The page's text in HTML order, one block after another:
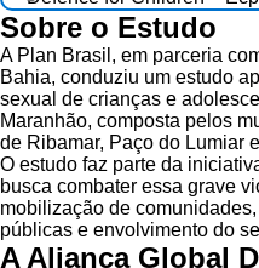
Sobre o Estudo
A Plan Brasil, em parceria
Bahia, conduziu um estudo
sexual de crianças e
Maranhão, composta pelos
de Ribamar, Paço do Lumiar
O estudo faz parte da
busca combater essa grave
mobilização de
públicas e envolvimento do
A Aliança Global